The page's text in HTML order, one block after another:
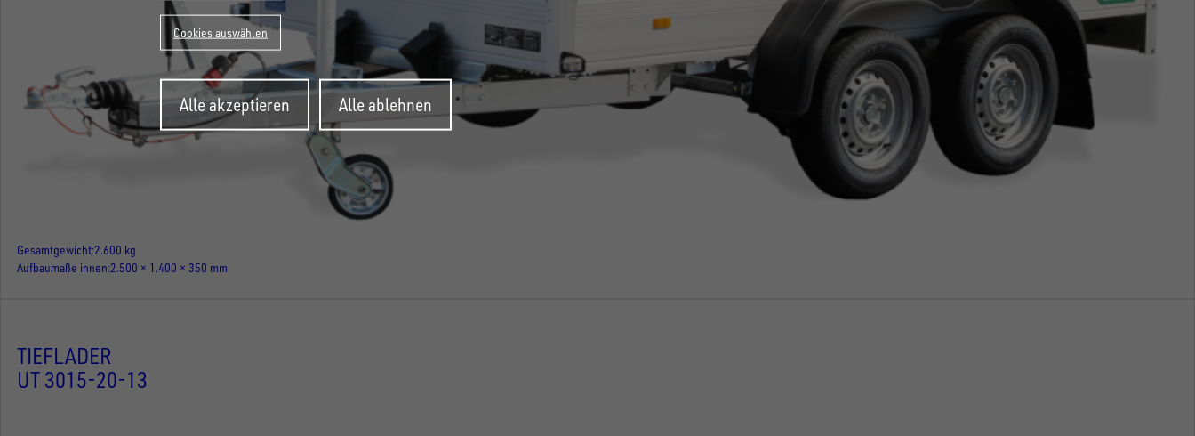
Gesamtgewicht 2.600 kg
Aufbaumaße innen 2.500 × 1.400 × 350 mm
TIEFLADER
UT 3015-20-13
Cookies auswählen
Alle akzeptieren
Zustimmung
zurückziehen
Alle ablehnen